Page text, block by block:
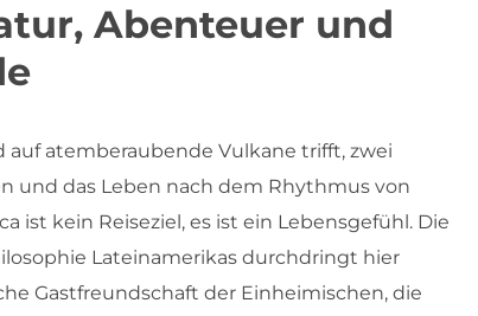
Abenteuer und
auf atemberaubende Vulkane trifft, zwei
und das Leben nach dem Rhythmus von
ist kein Reiseziel, es ist ein Lebensgefühl. Die
Lateinamerikas durchdringt hier
Gastfreundschaft der Einheimischen, die